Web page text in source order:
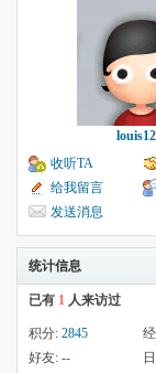
收听TA
给我留言
发送消息
统计信息
已有 1 人来访过
积分: 2845
好友: --